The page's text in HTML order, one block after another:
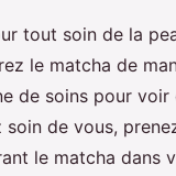
tout soin de la
le matcha de
de soins pour voir
soin de vous,
le matcha dans